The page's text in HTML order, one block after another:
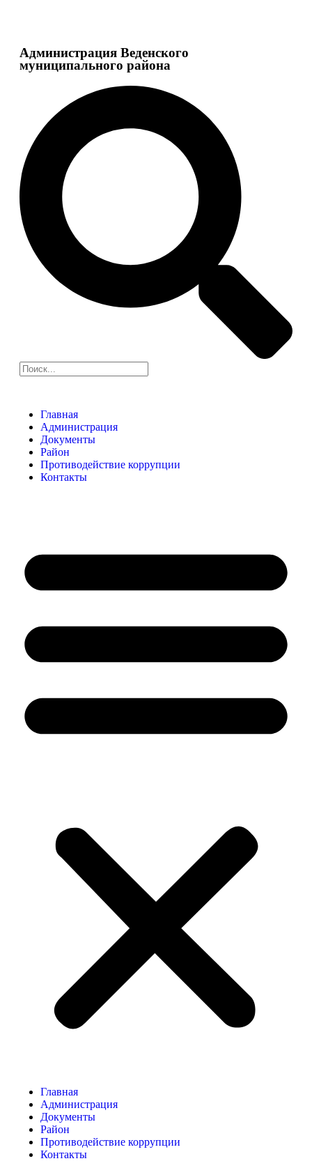
Администрация Веденского
муниципального района
Главная
Администрация
Документы
Район
Противодействие коррупции
Контакты
Главная
Администрация
Документы
Район
Противодействие коррупции
Контакты